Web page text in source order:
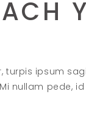
ipsum
nullam pede,